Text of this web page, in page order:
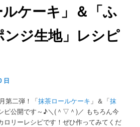
ルケーキ」＆「ふ
ジ生地」レシピ
日
第二弾！「抹茶ロールケーキ 」＆「抹
ピ公開です～♪＼(＾▽＾)／ もちろん今
ロリーレシピです！ぜひ作ってみてくだ